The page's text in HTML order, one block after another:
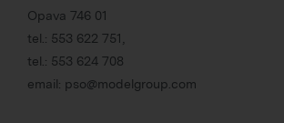
Opava 746 01
tel.: 553 622 751
tel.: 553 624 708
email: pso@modelgroup.com